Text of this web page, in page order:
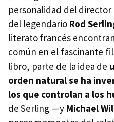
personalidad del director
del legendario Rod
literato francés
común en el fascinante
libro, parte de la idea de
orden natural se ha
los que controlan a los
de Serling —y Michael